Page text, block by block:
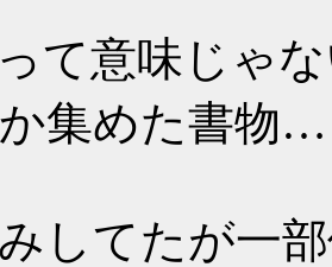
て意味じゃ
集めた書物…
してたが一